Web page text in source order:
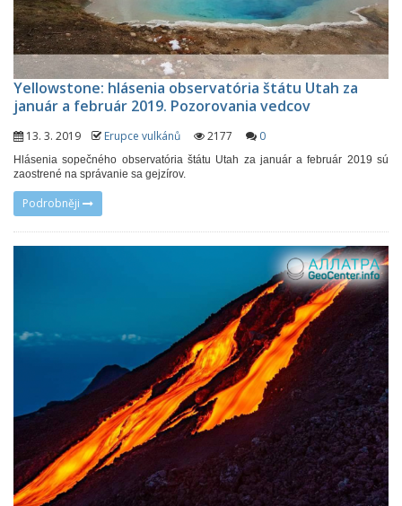
Yellowstone: hlásenia observatória štátu Utah za
január a február 2019. Pozorovania vedcov
13. 3. 2019 Erupce vulkánů 2177 0
Hlásenia sopečného observatória štátu Utah za január a február 2019 sú
zaostrené na správanie sa gejzírov.
Podrobněji